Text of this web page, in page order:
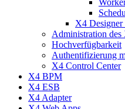
X4
Administration des
Hochverfügbarkeit
Authentifizierung
X4 Control Center
X4 BPM
X4 ESB
X4 Adapter